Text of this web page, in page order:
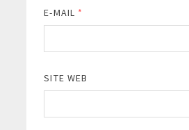
E-MAIL *
SITE WEB